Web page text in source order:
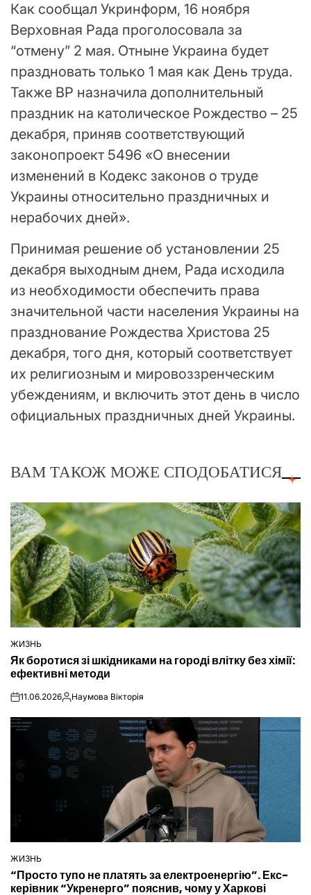
Как сообщал Укринформ, 16 ноября
Верховная Рада проголосовала за
“отмену” 2 мая. Отныне Украина будет
праздновать только 1 мая как День труда.
Также ВР назначила дополнительный
праздник на католическое Рождество – 25
декабря, приняв соответствующий
законопроект 5496 «О внесении
изменений в Кодекс законов о труде
Украины относительно праздничных и
нерабочих дней».
Принимая решение об установлении 25
декабря выходным днем, Рада исходила
из необходимости обеспечить права
значительной части населения Украины на
празднование Рождества Христова 25
декабря, того дня, который соответствует
их религиозным и мировоззренческим
убеждениям, и включить этот день в число
официальных праздничных дней Украины.
ВАМ ТАКОЖ МОЖЕ СПОДОБАТИСЯ
ОПУБЛІКУВАТИ
У
ЖИЗНЬ
Як боротися зі шкідниками на городі влітку без хімії:
ефективні методи
on11.06.2026Опубліковано
Наумова Вікторія
ОПУБЛІКУВАТИ
У
ЖИЗНЬ
“Просто тупо не платять за електроенергію”. Екс-
керівник “Укренерго” пояснив, чому у Харкові